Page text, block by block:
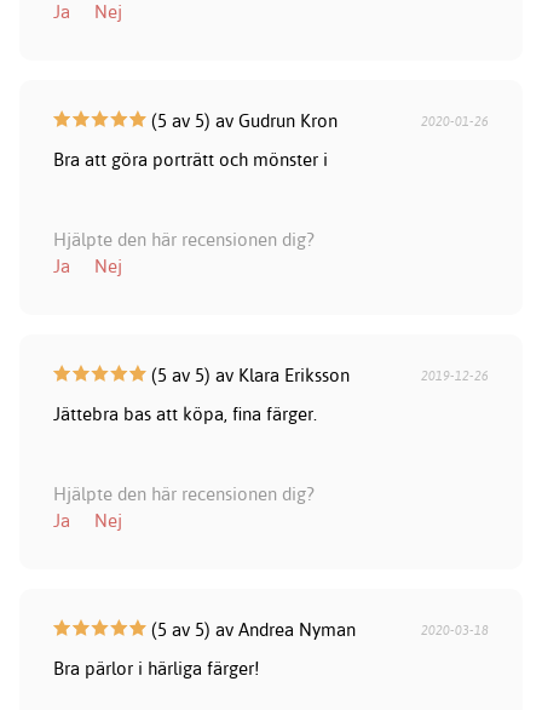
Ja
Nej
(5 av 5) av Gudrun Kron 2020-01-26
Bra att göra porträtt och mönster i
Hjälpte den här recensionen dig?
Ja
Nej
(5 av 5) av Klara Eriksson 2019-12-26
Jättebra bas att köpa, fina färger.
Hjälpte den här recensionen dig?
Ja
Nej
(5 av 5) av Andrea Nyman 2020-03-18
Bra pärlor i härliga färger!